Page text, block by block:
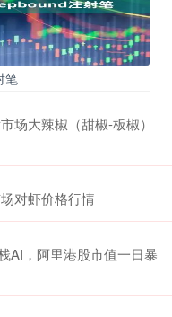
笔
场大辣椒（甜椒-板椒）
对虾价格行情
AI，阿里港股市值一日暴